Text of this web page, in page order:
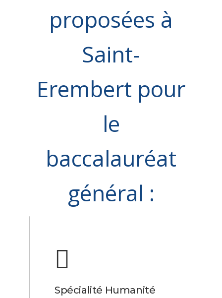
proposées à
Saint-
Erembert pour
le
baccalauréat
général :
Spécialité Humanité